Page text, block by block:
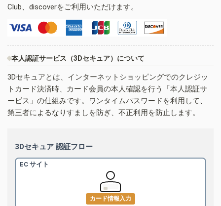
Club、discoverをご利用いただけます。
本人認証サービス（3Dセキュア）について
3Dセキュアとは、インターネットショッピングでのクレジッ
トカード決済時、カード会員の本人確認を行う「本人認証サ
ービス」の仕組みです。ワンタイムパスワードを利用して、
第三者によるなりすましを防ぎ、不正利用を防止します。
3Dセキュア 認証フロー
EC サイト
カード情報入力